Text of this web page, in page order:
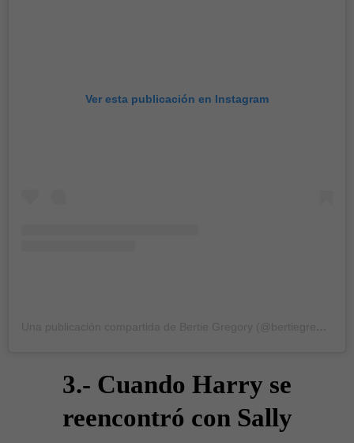
Ver esta publicación en Instagram
3.- Cuando Harry se
reencontró con Sally